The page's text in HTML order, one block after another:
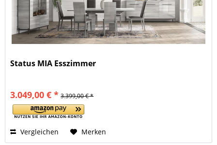
Status MIA Esszimmer
3.049,00 € * 3.399,00 € *
Vergleichen Merken